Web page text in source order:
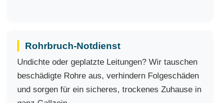
Rohrbruch-Notdienst
Undichte oder geplatzte Leitungen? Wir tauschen
beschädigte Rohre aus, verhindern Folgeschäden
und sorgen für ein sicheres, trockenes Zuhause in